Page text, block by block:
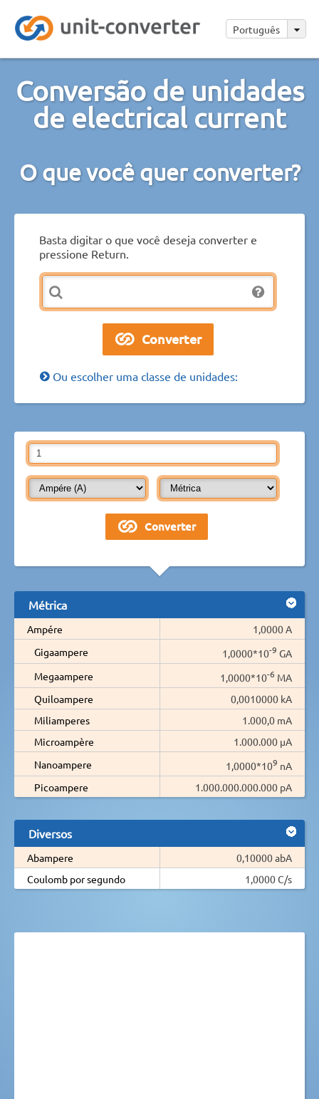
Português
Conversão de unidades
de electrical current
O que você quer converter?
Basta digitar o que você deseja converter e
pressione Return.
Ou escolher uma classe de unidades:
Métrica
Ampére
1,0000 A
Gigaampere
1,0000*10-9 GA
Megaampere
1,0000*10-6 MA
Quiloampere
0,0010000 kA
Miliamperes
1.000,0 mA
Microampère
1.000.000 µA
Nanoampere
1,0000*109 nA
Picoampere
1.000.000.000.000 pA
Diversos
Abampere
0,10000 abA
Coulomb por segundo
1,0000 C/s